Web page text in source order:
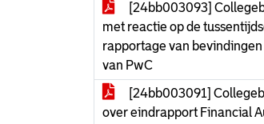
[24bb003093]
met reactie op de
rapportage van
van PwC
[24bb003091]
over eindrapport Financial